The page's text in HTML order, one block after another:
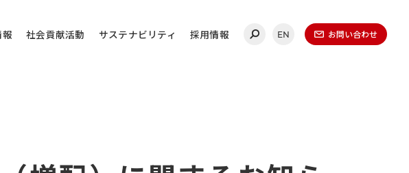
報 社会貢献活動 サステナビリティ 採用情報 EN お問い合わせ